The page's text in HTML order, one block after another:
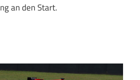
an den Start.